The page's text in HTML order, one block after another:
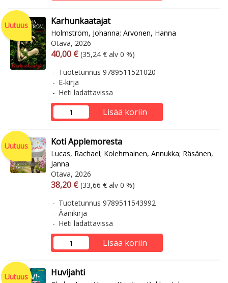
Uutuus Karhunkaatajat
Holmström, Johanna; Arvonen, Hanna
Otava, 2026
Arvonlisäverollinen hinta
40,00 € Arvonlisäveroton hinta
(35,24 € alv 0 %)
Tuotetunnus 9789511521020
E-kirja
Heti ladattavissa
Lisää koriin
Uutuus Koti Applemoresta
Lucas, Rachael; Kolehmainen, Annukka; Räsänen,
Janna
Otava, 2026
Arvonlisäverollinen hinta
38,20 € Arvonlisäveroton hinta
(33,66 € alv 0 %)
Tuotetunnus 9789511543992
Äänikirja
Heti ladattavissa
Lisää koriin
Uutuus Huvijahti